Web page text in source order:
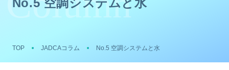
TOP JADCAコラム No.5 空調システムと水
No.5 空調システムと水